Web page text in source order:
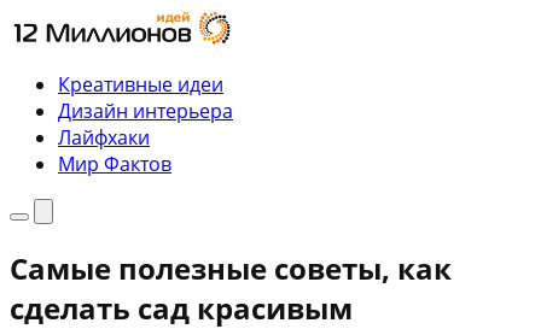
Перейти
к
содержимому
Креативные идеи
Дизайн интерьера
Лайфхаки
Мир Фактов
МенюПоиск
Самые полезные советы, как
сделать сад красивым